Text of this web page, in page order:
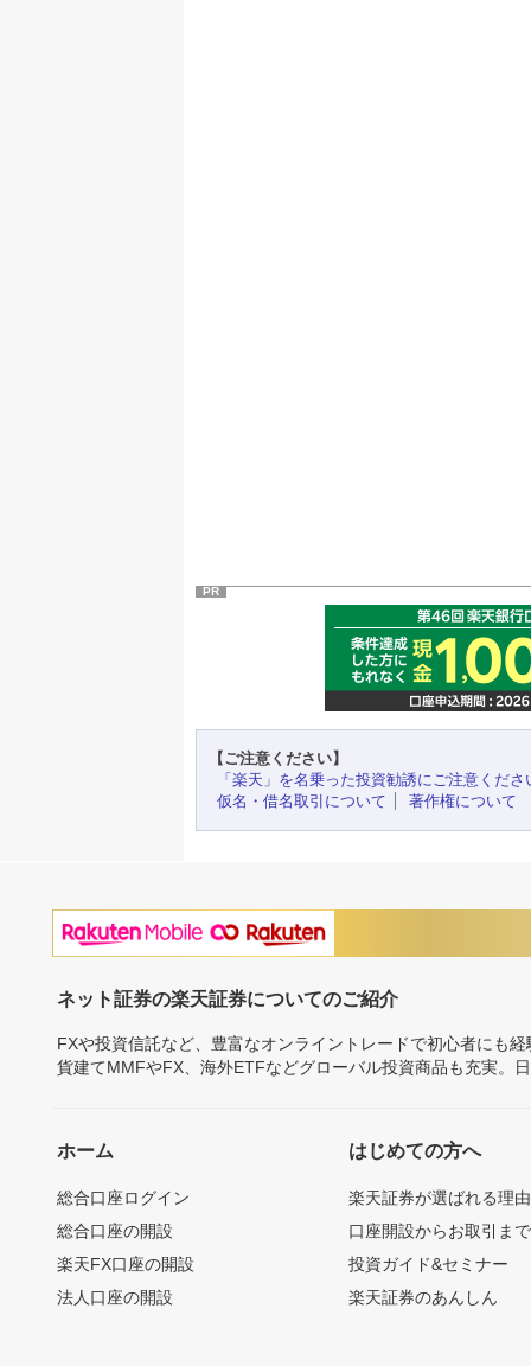
PR
【ご注意ください】
「楽天」を名乗った投資勧誘にご注意くださ
仮名・借名取引について
著作権について
ネット証券の楽天証券についてのご紹介
FXや投資信託など、豊富なオンライントレードで初心者にも
貨建てMMFやFX、海外ETFなどグローバル投資商品も充実。
ホーム
総合口座ログイン
総合口座の開設
楽天FX口座の開設
法人口座の開設
はじめての方へ
楽天証券が選ばれる理由
口座開設からお取引ま
投資ガイド&セミナー
楽天証券のあんしん